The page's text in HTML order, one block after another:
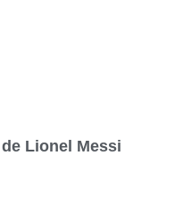
Lionel Messi